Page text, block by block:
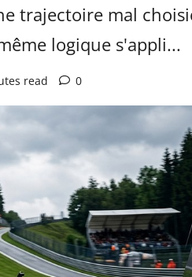
trajectoire mal
logique s'appli...
read 0